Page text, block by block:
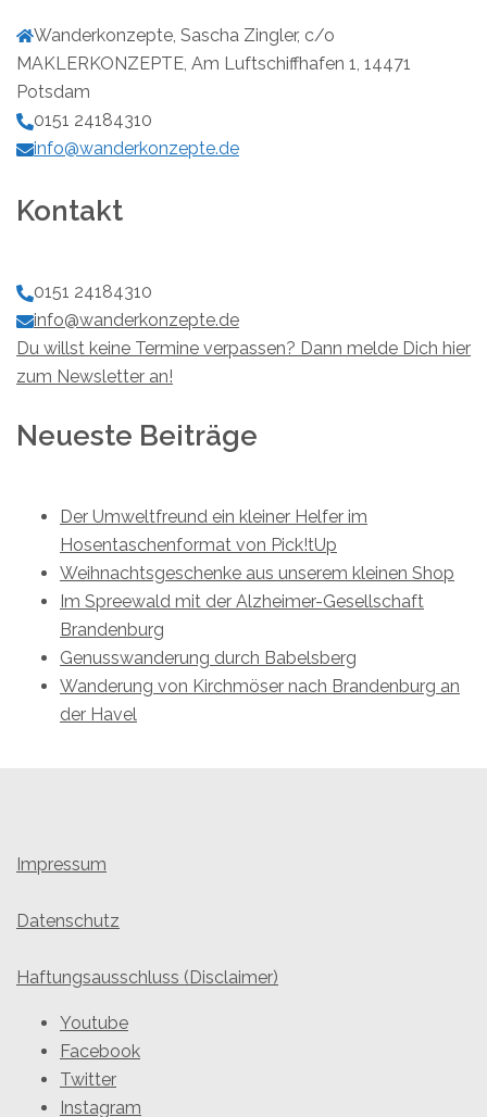
Wanderkonzepte, Sascha Zingler, c/o
MAKLERKONZEPTE, Am Luftschiffhafen 1, 14471
Potsdam
0151 24184310
info@wanderkonzepte.de
Kontakt
0151 24184310
info@wanderkonzepte.de
Du willst keine Termine verpassen? Dann melde Dich hier
zum Newsletter an!
Neueste Beiträge
Der Umweltfreund ein kleiner Helfer im
Hosentaschenformat von Pick!tUp
Weihnachtsgeschenke aus unserem kleinen Shop
Im Spreewald mit der Alzheimer-Gesellschaft
Brandenburg
Genusswanderung durch Babelsberg
Wanderung von Kirchmöser nach Brandenburg an
der Havel
Impressum
Datenschutz
Haftungsausschluss (Disclaimer)
Youtube
Facebook
Twitter
Instagram